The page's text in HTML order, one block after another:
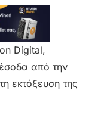
Digital,
από την
εκτόξευση της